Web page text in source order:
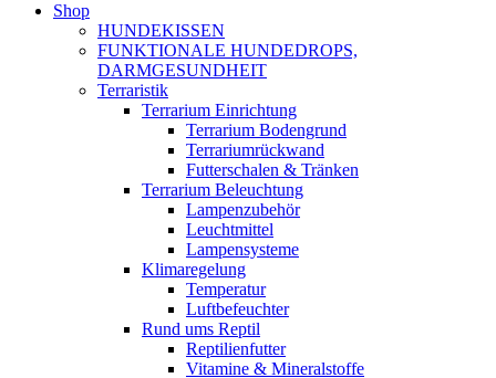
Shop
HUNDEKISSEN
FUNKTIONALE HUNDEDROPS,
DARMGESUNDHEIT
Terraristik
Terrarium Einrichtung
Terrarium Bodengrund
Terrariumrückwand
Futterschalen & Tränken
Terrarium Beleuchtung
Lampenzubehör
Leuchtmittel
Lampensysteme
Klimaregelung
Temperatur
Luftbefeuchter
Rund ums Reptil
Reptilienfutter
Vitamine & Mineralstoffe